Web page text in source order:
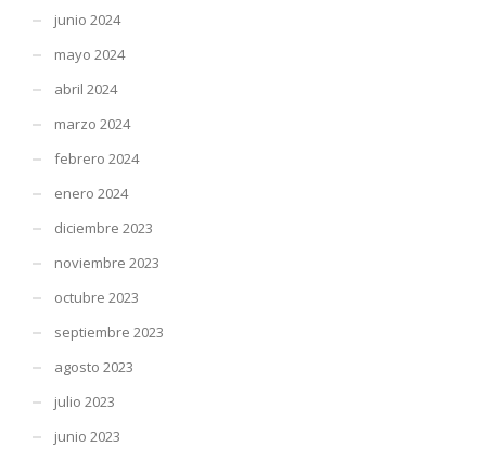
junio 2024
mayo 2024
abril 2024
marzo 2024
febrero 2024
enero 2024
diciembre 2023
noviembre 2023
octubre 2023
septiembre 2023
agosto 2023
julio 2023
junio 2023